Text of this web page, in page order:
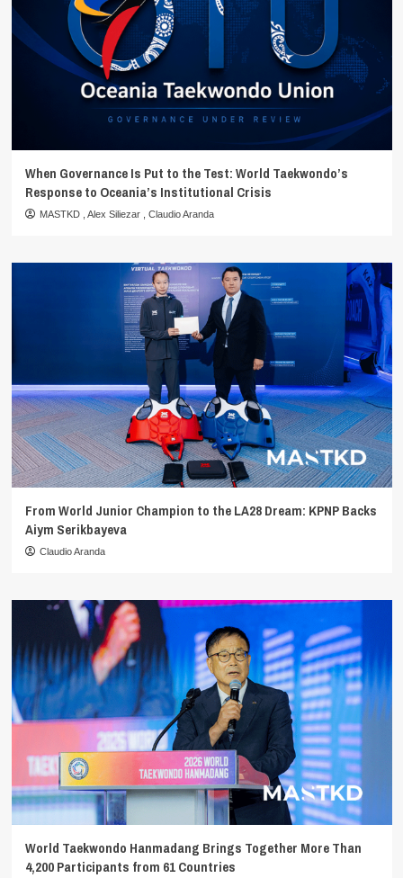
When Governance Is Put to the Test: World Taekwondo’s
Response to Oceania’s Institutional Crisis
MASTKD Alex Siliezar Claudio Aranda
From World Junior Champion to the LA28 Dream: KPNP Backs
Aiym Serikbayeva
Claudio Aranda
World Taekwondo Hanmadang Brings Together More Than
4,200 Participants from 61 Countries